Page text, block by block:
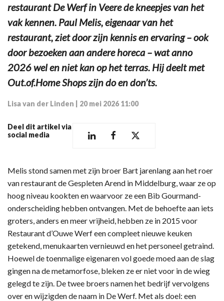
restaurant De Werf in Veere de kneepjes van het
vak kennen. Paul Melis, eigenaar van het
restaurant, ziet door zijn kennis en ervaring – ook
door bezoeken aan andere horeca – wat anno
2026 wel en niet kan op het terras. Hij deelt met
Out.of.Home Shops zijn do en don’ts.
Lisa van der Linden 20 mei 2026 11:00
Deel dit artikel via
social media
Melis stond samen met zijn broer Bart jarenlang aan het roer
van restaurant de Gespleten Arend in Middelburg, waar ze op
hoog niveau kookten en waarvoor ze een Bib Gourmand-
onderscheiding hebben ontvangen. Met de behoefte aan iets
groters, anders en meer vrijheid, hebben ze in 2015 voor
Restaurant d’Ouwe Werf een compleet nieuwe keuken
getekend, menukaarten vernieuwd en het personeel getraind.
Hoewel de toenmalige eigenaren vol goede moed aan de slag
gingen na de metamorfose, bleken ze er niet voor in de wieg
gelegd te zijn. De twee broers namen het bedrijf vervolgens
over en wijzigden de naam in De Werf. Met als doel: een